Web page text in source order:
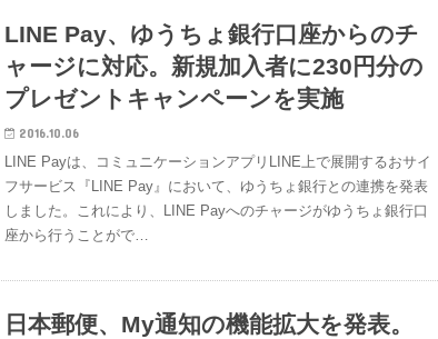
LINE Pay、ゆうちょ銀行口座からのチ
ャージに対応。新規加入者に230円分の
プレゼントキャンペーンを実施
2016.10.06
LINE Payは、コミュニケーションアプリLINE上で展開するおサイ
フサービス『LINE Pay』において、ゆうちょ銀行との連携を発表
しました。これにより、LINE Payへのチャージがゆうちょ銀行口
座から行うことがで…
日本郵便、My通知の機能拡大を発表。